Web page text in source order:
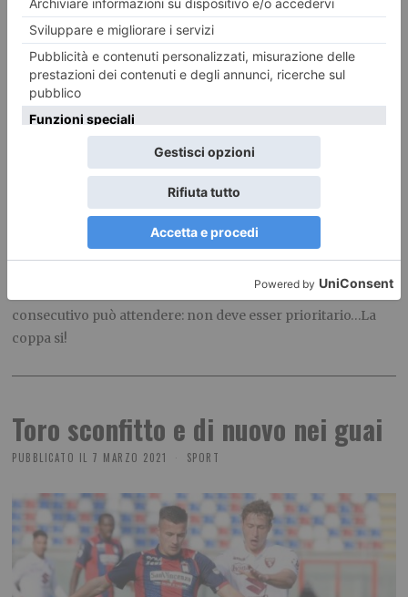
portoghesi, ai bianconeri basterà l’1-0 per superare il turno
e qualificarsi ai quarti. La squadra di Andrea Pirlo è ben
conscia d’esser una delle favorite per la conquista della
coppa dei Campioni, trofeo che manca in bacheca da ben 25
anni, un quarto di secolo, questo dovrà esser l’anno buono
trascinati da un Ronaldo superlativo. Grandi miglioramenti
sia nella concentrazione per tutta la gara e soprattutto in
difesa, centrocampo attento ad occupare tutti gli spazi,
attacco con varie soluzioni: peculiarità che la Juve dovrà
sfruttare fino in fondo per arrivare in finale. Dopo 9 scudetti
consecutivi ed aver conseguito tutti i record possibili ed
stagionale, in maniera chiara e netta. Il decimo scudetto
consecutivo può attendere: non deve esser prioritario…La
coppa si!
Toro sconfitto e di nuovo nei guai
PUBBLICATO IL 7 MARZO 2021 SPORT